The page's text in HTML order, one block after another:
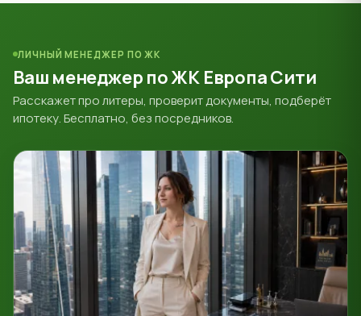
ЛИЧНЫЙ МЕНЕДЖЕР ПО ЖК
Ваш менеджер по ЖК Европа Сити
Расскажет про литеры, проверит документы, подберёт
ипотеку. Бесплатно, без посредников.